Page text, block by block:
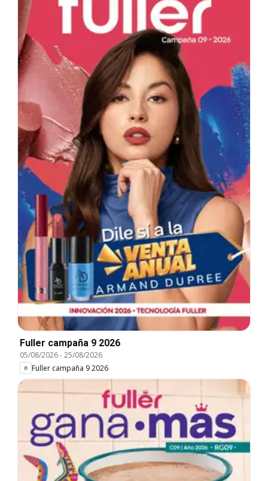
Fuller campaña 9 2026
05/08/2026-25/08/2026
Fuller campaña 9 2026